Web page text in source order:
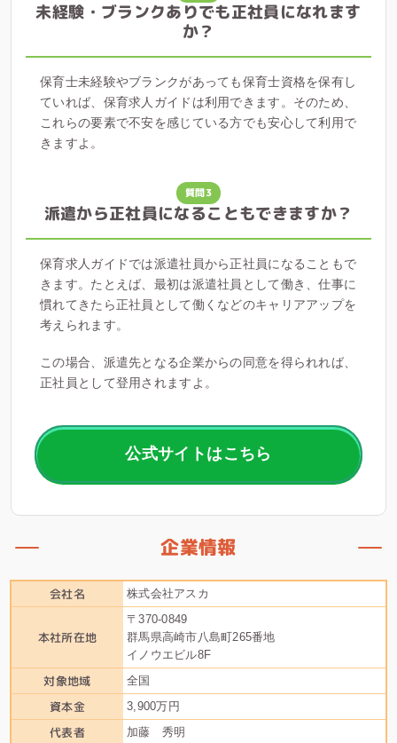
未経験・ブランクありでも正社員になれます
か？
保育士未経験やブランクがあっても保育士資格を保有し
ていれば、保育求人ガイドは利用できます。そのため、
これらの要素で不安を感じている方でも安心して利用で
きますよ。
質問3
派遣から正社員になることもできますか？
保育求人ガイドでは派遣社員から正社員になることもで
きます。たとえば、最初は派遣社員として働き、仕事に
慣れてきたら正社員として働くなどのキャリアアップを
考えられます。
この場合、派遣先となる企業からの同意を得られれば、
正社員として登用されますよ。
公式サイトはこちら
企業情報
会社名 株式会社アスカ
本社所在地
〒370-0849
群馬県高崎市八島町265番地
イノウエビル8F
対象地域 全国
資本金 3,900万円
代表者 加藤 秀明